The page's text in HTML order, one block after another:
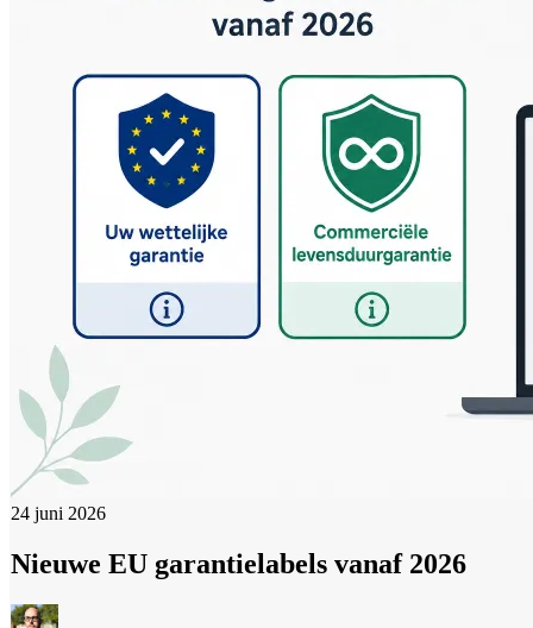
24 juni 2026
Nieuwe EU garantielabels vanaf 2026